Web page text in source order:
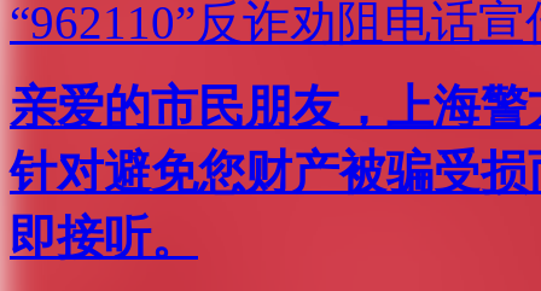
“962110”反诈劝阻电话宣
亲爱的市民朋友，上海
针对避免您财产被骗受
即接听。